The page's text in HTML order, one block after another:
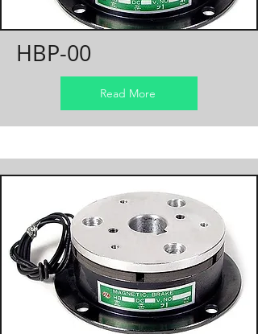
HBP-00
Read More